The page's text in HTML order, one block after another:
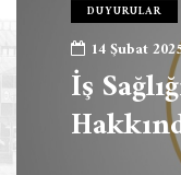
DUYURULAR
14 Şubat
İş